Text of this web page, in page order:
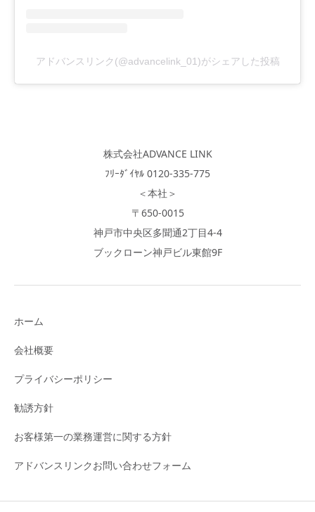
アドバンスリンク(@advancelink_01)がシェアした投稿
株式会社ADVANCE LINK
ﾌﾘｰﾀﾞｲﾔﾙ 0120-335-775
＜本社＞
〒650-0015
神戸市中央区多聞通2丁目4-4
ブックローン神戸ビル東館9F
ホーム
会社概要
プライバシーポリシー
勧誘方針
お客様第一の業務運営に関する方針
アドバンスリンクお問い合わせフォーム